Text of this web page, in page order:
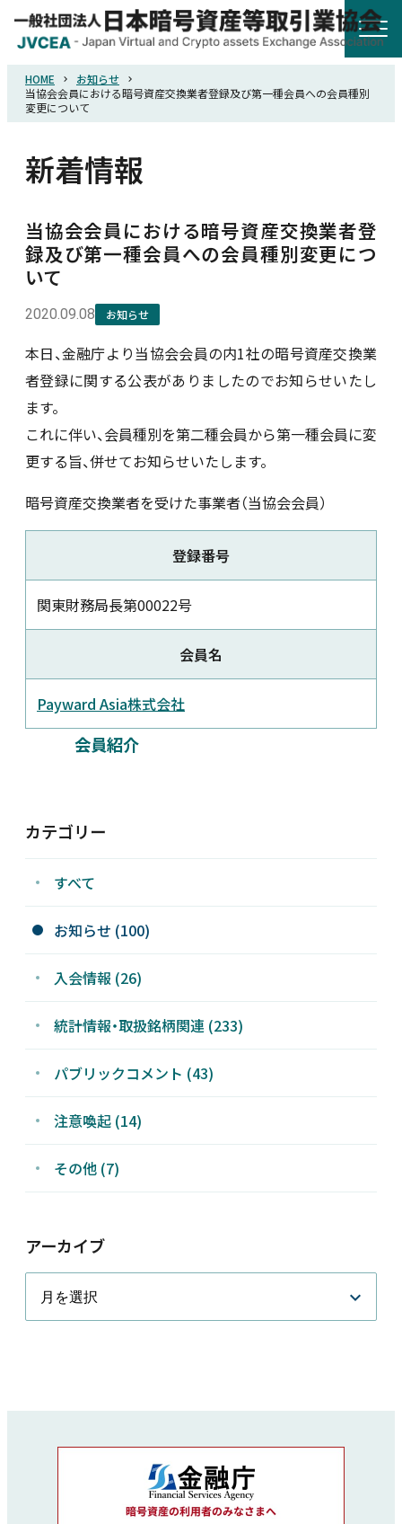
HOME
統計調査
会員紹介
詐欺関連情報
新着情報
採用情報
HOME
お知らせ
当協会会員における暗号資産交換業者登録及び第一種会員への会員種別
変更について
新着情報
当協会会員における暗号資産交換業者登
録及び第一種会員への会員種別変更につ
いて
2020.09.08 お知らせ
本日、金融庁より当協会会員の内1社の暗号資産交換業
者登録に関する公表がありましたのでお知らせいたし
ます。
これに伴い、会員種別を第二種会員から第一種会員に変
更する旨、併せてお知らせいたします。
暗号資産交換業者を受けた事業者（当協会会員）
登録番号
関東財務局長第00022号
会員名
Payward Asia株式会社
会員紹介
カテゴリー
すべて
お知らせ (100)
入会情報 (26)
統計情報・取扱銘柄関連 (233)
パブリックコメント (43)
注意喚起 (14)
その他 (7)
アーカイブ